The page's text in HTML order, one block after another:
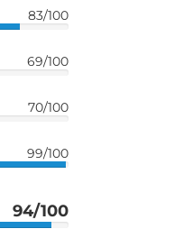
83/100
69/100
70/100
99/100
94/100